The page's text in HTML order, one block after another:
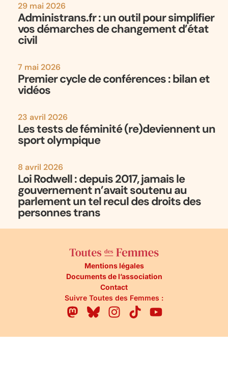
29 mai 2026
Administrans.fr : un outil pour simplifier
vos démarches de changement d’état
civil
7 mai 2026
Premier cycle de conférences : bilan et
vidéos
23 avril 2026
Les tests de féminité (re)deviennent un
sport olympique
8 avril 2026
Loi Rodwell : depuis 2017, jamais le
gouvernement n’avait soutenu au
parlement un tel recul des droits des
personnes trans
Mentions légales
Documents de l’association
Contact
Suivre Toutes des Femmes :